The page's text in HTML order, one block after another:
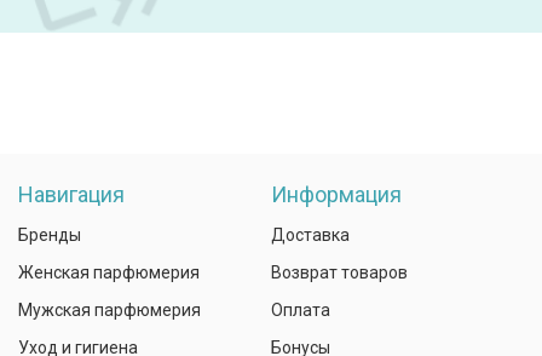
Навигация
Бренды
Женская парфюмерия
Мужская парфюмерия
Уход и гигиена
Информация
Доставка
Возврат товаров
Оплата
Бонусы